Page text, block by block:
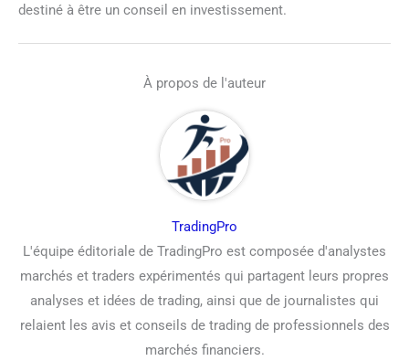
destiné à être un conseil en investissement.
À propos de l'auteur
TradingPro
L'équipe éditoriale de TradingPro est composée d'analystes
marchés et traders expérimentés qui partagent leurs propres
analyses et idées de trading, ainsi que de journalistes qui
relaient les avis et conseils de trading de professionnels des
marchés financiers.